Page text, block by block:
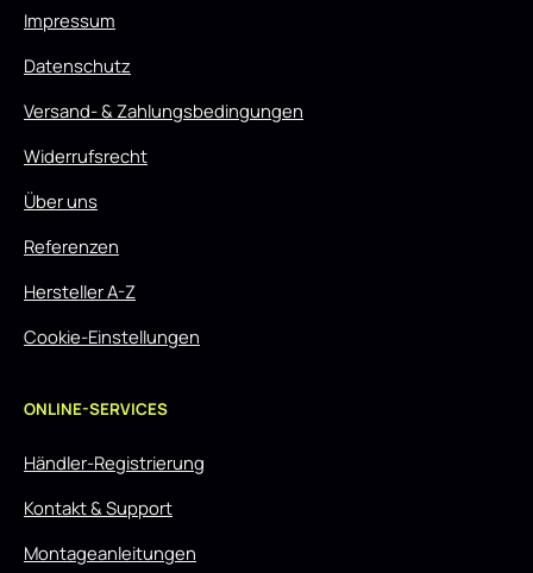
Impressum
Datenschutz
Versand- & Zahlungsbedingungen
Widerrufsrecht
Über uns
Referenzen
Hersteller A-Z
Cookie-Einstellungen
ONLINE-SERVICES
Händler-Registrierung
Kontakt & Support
Montageanleitungen